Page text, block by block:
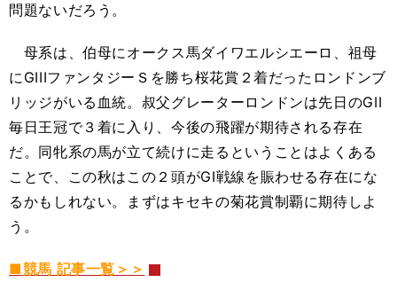
問題ないだろう。
母系は、伯母にオークス馬ダイワエルシエーロ、祖母
にGIIIファンタジーＳを勝ち桜花賞２着だったロンドンブ
リッジがいる血統。叔父グレーターロンドンは先日のGII
毎日王冠で３着に入り、今後の飛躍が期待される存在
だ。同牝系の馬が立て続けに走るということはよくある
ことで、この秋はこの２頭がGI戦線を賑わせる存在にな
るかもしれない。まずはキセキの菊花賞制覇に期待しよ
う。
■競馬 記事一覧＞＞